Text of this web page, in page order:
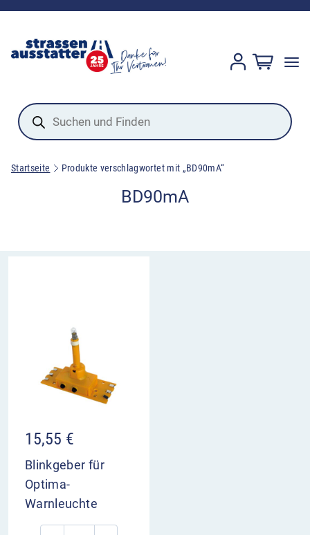
Products
search
Startseite Produkte verschlagwortet mit „BD90mA“
BD90mA
15,55 €
Blinkgeber für
Optima-
Warnleuchte